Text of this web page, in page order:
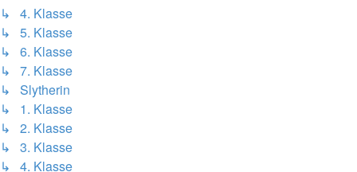
↳ 4. Klasse
↳ 5. Klasse
↳ 6. Klasse
↳ 7. Klasse
↳ Slytherin
↳ 1. Klasse
↳ 2. Klasse
↳ 3. Klasse
↳ 4. Klasse